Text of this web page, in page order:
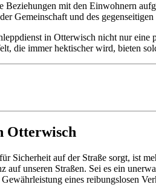
Beziehungen mit den Einwohnern
Gemeinschaft und des gegenseitigen
in Otterwisch nicht nur
die immer hektischer wird, bieten
Otterwisch
Sicherheit auf der Straße sorgt, ist
unseren Straßen. Sei es ein
eines reibungslosen